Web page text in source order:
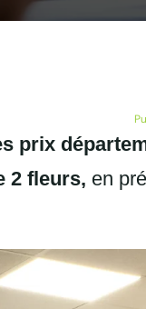
prix
2 fleurs, en